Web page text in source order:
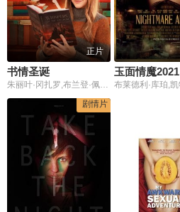
正片
书情圣诞
朱丽叶·冈扎罗,布兰登·佩尼,凯特琳·伯纳德,Fei Ren
玉面情魔2021
剧情片